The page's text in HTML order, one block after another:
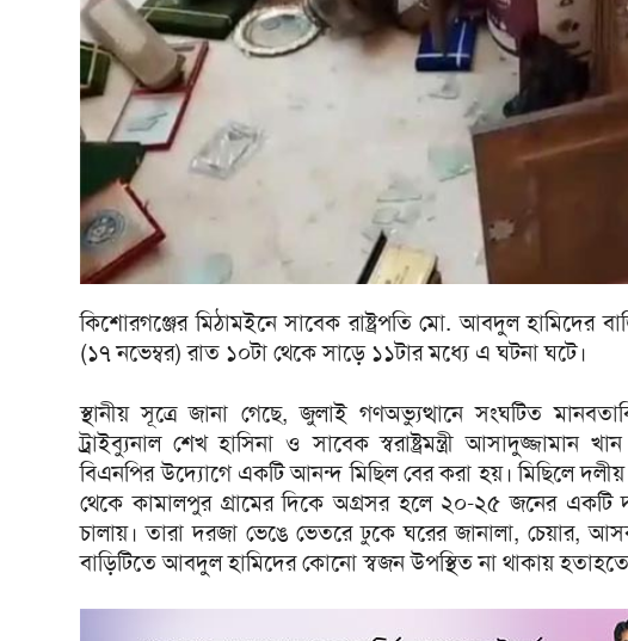
কিশোরগঞ্জের মিঠামইনে সাবেক রাষ্ট্রপতি মো. আবদুল হামিদের
(১৭ নভেম্বর) রাত ১০টা থেকে সাড়ে ১১টার মধ্যে এ ঘটনা ঘটে।
স্থানীয় সূত্রে জানা গেছে, জুলাই গণঅভ্যুত্থানে সংঘটিত
ট্রাইব্যুনাল শেখ হাসিনা ও সাবেক স্বরাষ্ট্রমন্ত্রী
বিএনপির উদ্যোগে একটি আনন্দ মিছিল বের করা হয়। মিছিলে দলীয়
থেকে কামালপুর গ্রামের দিকে অগ্রসর হলে ২০-২৫ জনের একটি
চালায়। তারা দরজা ভেঙে ভেতরে ঢুকে ঘরের জানালা, চেয়ার,
বাড়িটিতে আবদুল হামিদের কোনো স্বজন উপস্থিত না থাকায়